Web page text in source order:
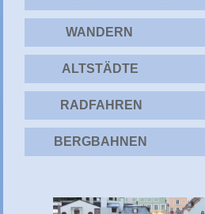
WANDERN
ALTSTÄDTE
RADFAHREN
BERGBAHNEN